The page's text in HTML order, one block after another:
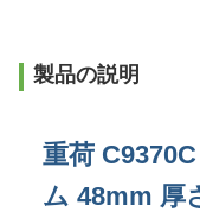
製品の説明
重荷
ム 48mm 厚